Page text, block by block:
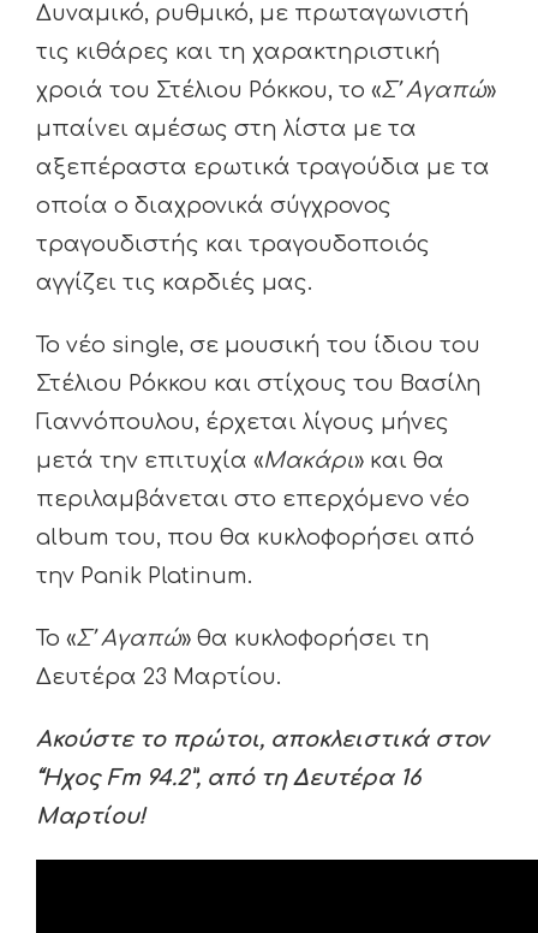
Δυναμικό, ρυθμικό, με πρωταγωνιστή
τις κιθάρες και τη χαρακτηριστική
χροιά του Στέλιου Ρόκκου, το «Σ’ Αγαπώ»
μπαίνει αμέσως στη λίστα με τα
αξεπέραστα ερωτικά τραγούδια με τα
οποία ο διαχρονικά σύγχρονος
τραγουδιστής και τραγουδοποιός
αγγίζει τις καρδιές μας.
Το νέο single, σε μουσική του ίδιου του
Στέλιου Ρόκκου και στίχους του Βασίλη
Γιαννόπουλου, έρχεται λίγους μήνες
μετά την επιτυχία «Μακάρι» και θα
περιλαμβάνεται στο επερχόμενο νέο
album του, που θα κυκλοφορήσει από
την Panik Platinum.
Το «Σ’ Αγαπώ» θα κυκλοφορήσει τη
Δευτέρα 23 Μαρτίου.
Ακούστε το πρώτοι, αποκλειστικά στον
“Ήχος Fm 94.2”, από τη Δευτέρα 16
Μαρτίου!